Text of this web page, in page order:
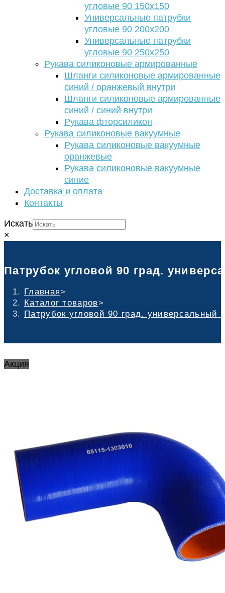
угловые 90 150х150
Универсальные патрубки
угловые 90 200х200
Универсальные патрубки
угловые 90 250х250
Рукава силиконовые армированные
Шланги силиконовые армированные
синий / оранжевый внутри
Шланги силиконовые армированные
синий / синий внутри
Рукава фторсиликон
Рукава силиконовые вакуумные
Рукава силиконовые вакуумные
оранжевые
Рукава силиконовые вакуумные
синие
Доставка и оплата
Контакты
Искать
×
Патрубок угловой 90 град.
Главная>
Каталог товаров>
Патрубок угловой 90 град. универсальный
Акция